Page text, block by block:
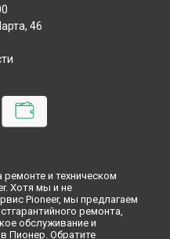
46
и техническом
Хотя мы и не
Pioneer, мы предлагаем
ремонта,
обслуживание и
Пионер. Обратите